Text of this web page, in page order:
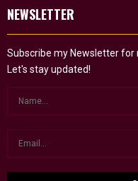
NEWSLETTER
Subscribe my Newsletter for
Let's stay updated!